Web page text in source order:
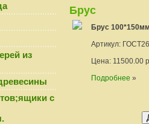
из
с
Брус
Брус
Артикул:
Цена: 11500.00
Подробнее »